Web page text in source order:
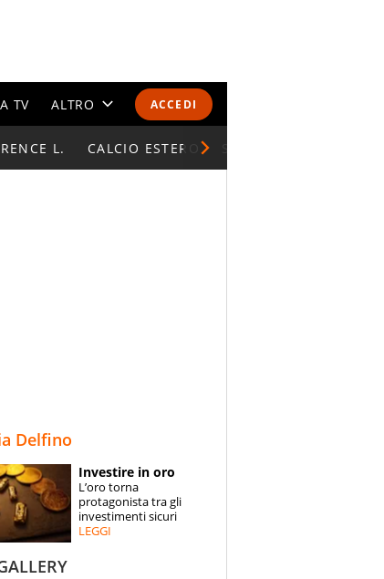
ACCEDI
TV ALTRO
CALENDARI E CLASSIFICHE
ESPERTI
CONTATTI
L. CALCIO ESTERO
Delfino
Investire in oro
L’oro torna
protagonista tra gli
investimenti sicuri
LEGGI